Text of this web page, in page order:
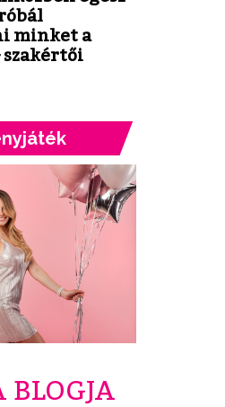
minket a
szakértői
BLOGJA